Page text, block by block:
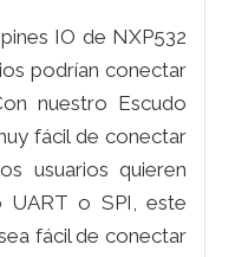
IO de NXP532
podrían conectar
nuestro Escudo
fácil de conectar
usuarios quieren
UART o SPI, este
fácil de conectar